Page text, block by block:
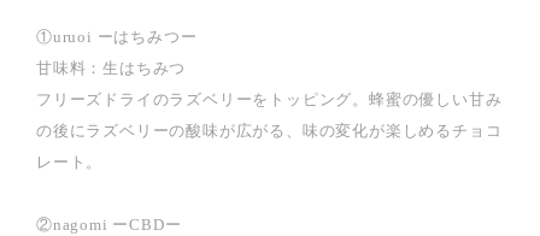
①uruoi ーはちみつー
甘味料：生はちみつ
フリーズドライのラズベリーをトッピング。蜂蜜の優しい甘み
の後にラズベリーの酸味が広がる、味の変化が楽しめるチョコ
レート。
②nagomi ーCBDー